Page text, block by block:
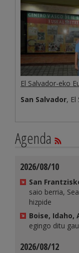
El Salvador-eko
San Salvador, El
Agenda
2026/08/10
San
saio berria,
hizpide
Boise, Idaho,
egingo ditu
2026/08/12